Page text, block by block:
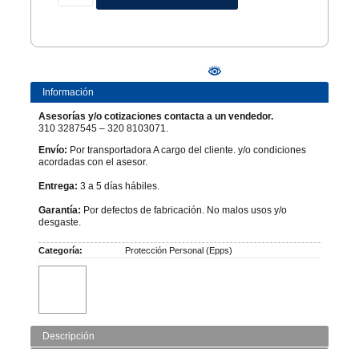
Información
Descripción
Asesorías y/o cotizaciones contacta a un vendedor.
310 3287545 – 320 8103071.
Envío: Por transportadora A cargo del cliente. y/o condiciones
acordadas con el asesor.
Entrega: 3 a 5 días hábiles.
Garantía: Por defectos de fabricación. No malos usos y/o
desgaste.
Categoría: Protección Personal (Epps)